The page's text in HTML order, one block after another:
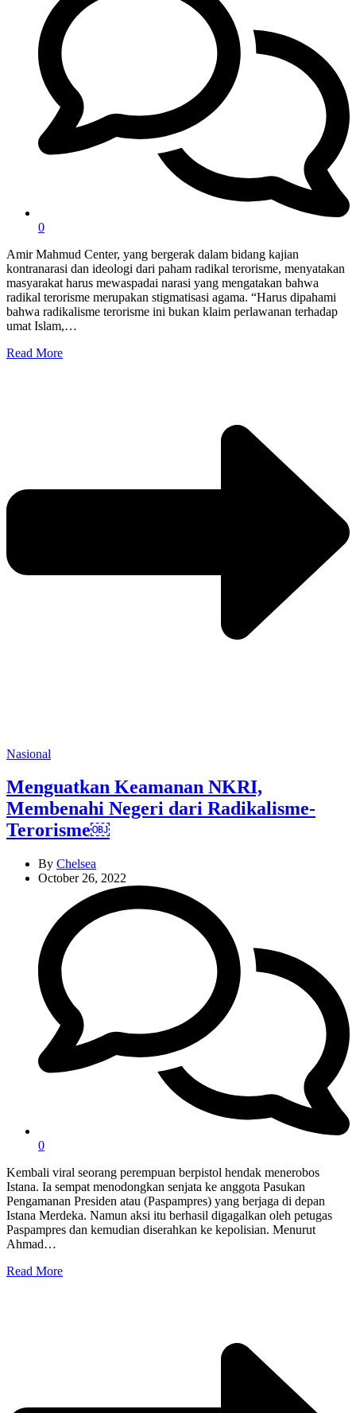
0
Amir Mahmud Center, ​yang bergerak dalam bidang kajian
kontranarasi dan ideologi dari paham radikal terorisme, menyatakan
masyarakat harus mewaspadai narasi yang mengatakan bahwa
radikal terorisme merupakan stigmatisasi agama. “Harus dipahami
bahwa radikalisme terorisme ini bukan klaim perlawanan terhadap
umat Islam,…
Read More
Categories
Nasional
Menguatkan Keamanan NKRI,
Membenahi Negeri dari Radikalisme-
Terorisme￼
By Chelsea
October 26, 2022
0
Kembali viral seorang perempuan berpistol hendak menerobos
Istana. Ia sempat menodongkan senjata ke anggota Pasukan
Pengamanan Presiden atau (Paspampres) yang berjaga di depan
Istana Merdeka. Namun aksi itu berhasil digagalkan oleh petugas
Paspampres dan kemudian diserahkan ke kepolisian. Menurut
Ahmad…
Read More